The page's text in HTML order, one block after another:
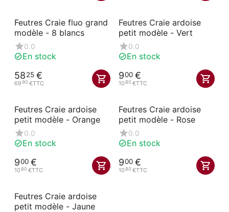
Feutres Craie fluo grand
modèle - 8 blancs
0.0
En stock
5825 €
6990€TTC
Feutres Craie ardoise
petit modèle - Vert
0.0
En stock
900 €
1080€TTC
Feutres Craie ardoise
petit modèle - Orange
0.0
En stock
900 €
1080€TTC
Feutres Craie ardoise
petit modèle - Rose
0.0
En stock
900 €
1080€TTC
Feutres Craie ardoise
petit modèle - Jaune